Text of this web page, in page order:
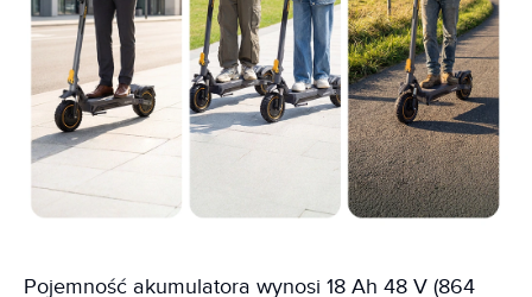
Pojemność akumulatora wynosi 18 Ah 48 V (864